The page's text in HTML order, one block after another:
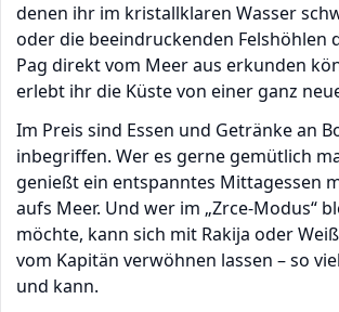
denen ihr im kristallklaren Wasser
oder die beeindruckenden Felshöhlen
Pag direkt vom Meer aus erkunden
erlebt ihr die Küste von einer ganz
Im Preis sind Essen und Getränke an
inbegriffen. Wer es gerne gemütlich
genießt ein entspanntes Mittagessen
aufs Meer. Und wer im „Zrce-Modus“
möchte, kann sich mit Rakija oder
vom Kapitän verwöhnen lassen – so
und kann.